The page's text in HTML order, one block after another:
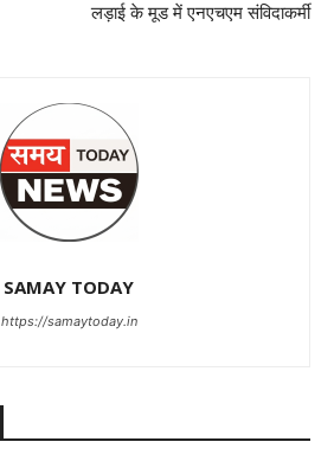
लड़ाई के मूड में एनएचएम संविदाकर्मी
SAMAY TODAY
https://samaytoday.in